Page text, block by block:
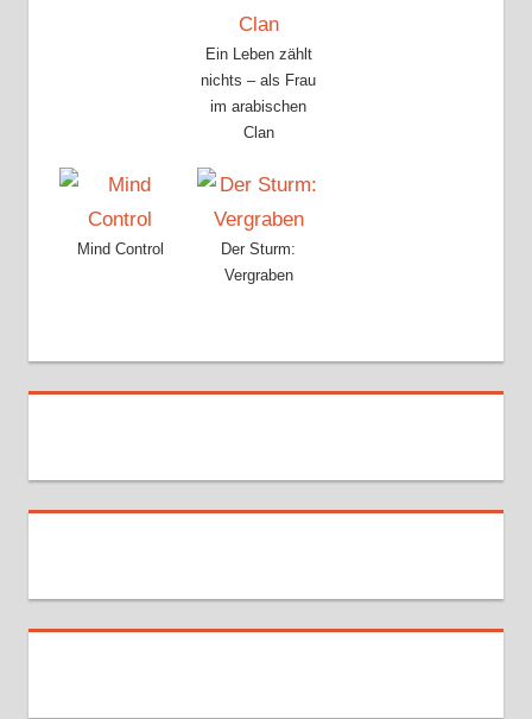
Ein Leben zählt
nichts – als Frau
im arabischen
Clan
Mind Control
Der Sturm:
Vergraben